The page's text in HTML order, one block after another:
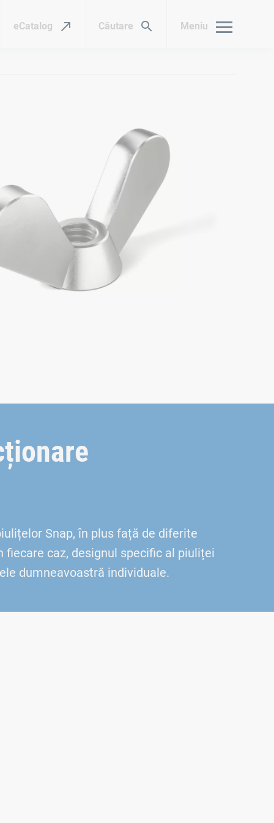
eCatalog Căutare Meniu
Snap, în plus față de diferite
caz, designul specific al piuliței
dumneavoastră individuale.